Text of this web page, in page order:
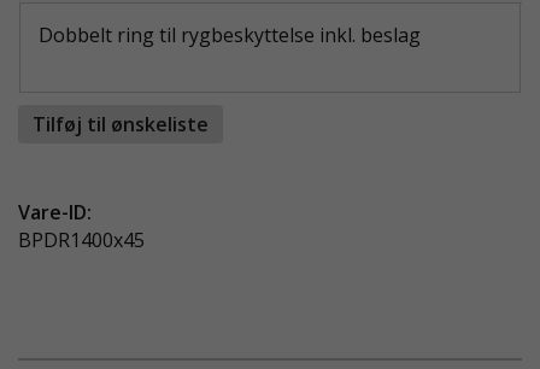
Dobbelt ring til rygbeskyttelse inkl. beslag
Tilføj til ønskeliste
Vare-ID:
BPDR1400x45